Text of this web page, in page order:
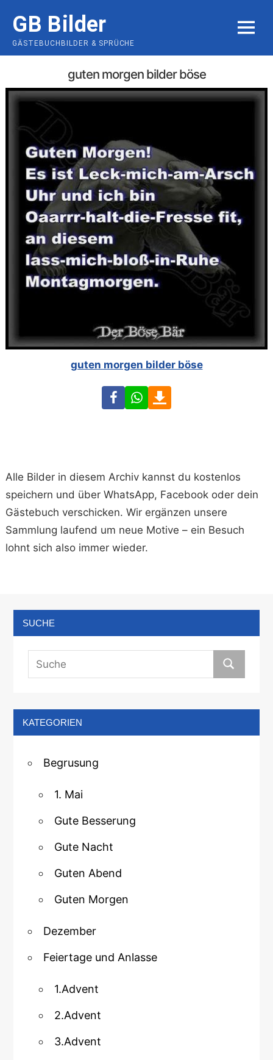
content
GB Bilder
GÄSTEBUCHBILDER & SPRÜCHE
MENU
guten morgen bilder böse
guten morgen bilder böse
FacebookWhatsApp
Alle Bilder in diesem Archiv kannst du kostenlos
speichern und über WhatsApp, Facebook oder dein
Gästebuch verschicken. Wir ergänzen unsere
Sammlung laufend um neue Motive – ein Besuch
lohnt sich also immer wieder.
SUCHE
KATEGORIEN
Begrusung
1. Mai
Gute Besserung
Gute Nacht
Guten Abend
Guten Morgen
Dezember
Feiertage und Anlasse
1.Advent
2.Advent
3.Advent